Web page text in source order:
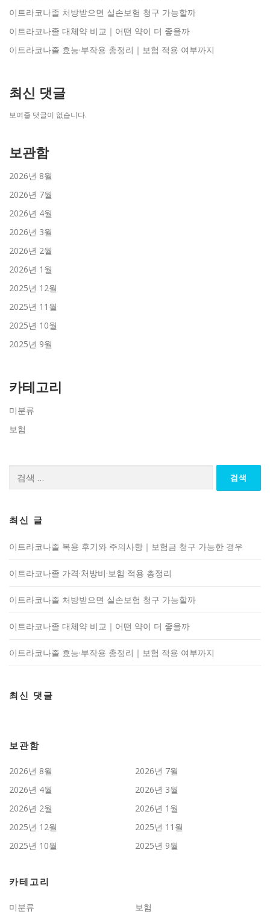
이트라코나졸 처방받으면 실손보험 청구 가능할까
이트라코나졸 대체약 비교｜어떤 약이 더 좋을까
이트라코나졸 효능·부작용 총정리｜보험 적용 여부까지
최신 댓글
보여줄 댓글이 없습니다.
보관함
2026년 8월
2026년 7월
2026년 4월
2026년 3월
2026년 2월
2026년 1월
2025년 12월
2025년 11월
2025년 10월
2025년 9월
카테고리
미분류
보험
최신 글
이트라코나졸 복용 후기와 주의사항｜보험금 청구 가능한 경우
이트라코나졸 가격·처방비·보험 적용 총정리
이트라코나졸 처방받으면 실손보험 청구 가능할까
이트라코나졸 대체약 비교｜어떤 약이 더 좋을까
이트라코나졸 효능·부작용 총정리｜보험 적용 여부까지
최신 댓글
보관함
2026년 8월
2026년 7월
2026년 4월
2026년 3월
2026년 2월
2026년 1월
2025년 12월
2025년 11월
2025년 10월
2025년 9월
카테고리
미분류 보험